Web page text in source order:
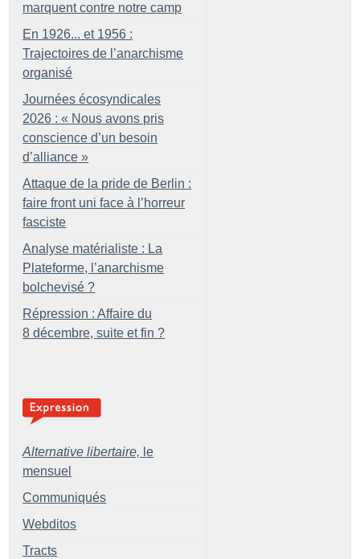
marquent contre notre camp
En 1926... et 1956 :
Trajectoires de l’anarchisme
organisé
Journées écosyndicales
2026 : « Nous avons pris
conscience d’un besoin
d’alliance »
Attaque de la pride de Berlin :
faire front uni face à l’horreur
fasciste
Analyse matérialiste : La
Plateforme, l’anarchisme
bolchevisé ?
Répression : Affaire du
8 décembre, suite et fin ?
Alternative libertaire, le
mensuel
Communiqués
Webditos
Tracts